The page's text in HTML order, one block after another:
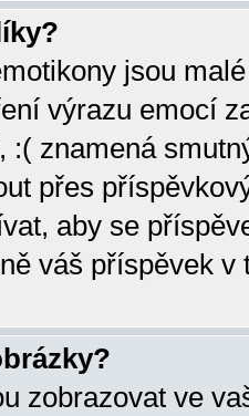
jsou
výrazu emocí
:( znamená
přes
aby se
váš příspěvek v
zobrazovat ve